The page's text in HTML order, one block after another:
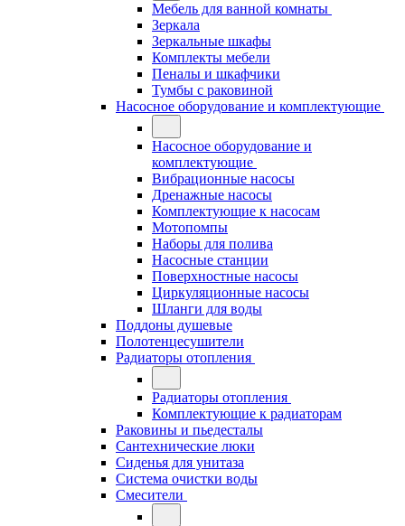
Мебель для ванной комнаты
Зеркала
Зеркальные шкафы
Комплекты мебели
Пеналы и шкафчики
Тумбы с раковиной
Насосное оборудование и комплектующие
Насосное оборудование и
комплектующие
Вибрационные насосы
Дренажные насосы
Комплектующие к насосам
Мотопомпы
Наборы для полива
Насосные станции
Поверхностные насосы
Циркуляционные насосы
Шланги для воды
Поддоны душевые
Полотенцесушители
Радиаторы отопления
Радиаторы отопления
Комплектующие к радиаторам
Раковины и пьедесталы
Сантехнические люки
Сиденья для унитаза
Система очистки воды
Смесители